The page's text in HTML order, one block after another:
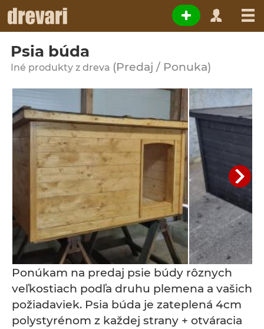
Psia búda
Iné produkty z dreva (Predaj / Ponuka)
Ponúkam na predaj psie búdy rôznych
veľkostiach podľa druhu plemena a vašich
požiadaviek. Psia búda je zateplená 4cm
polystyrénom z každej strany + otváracia